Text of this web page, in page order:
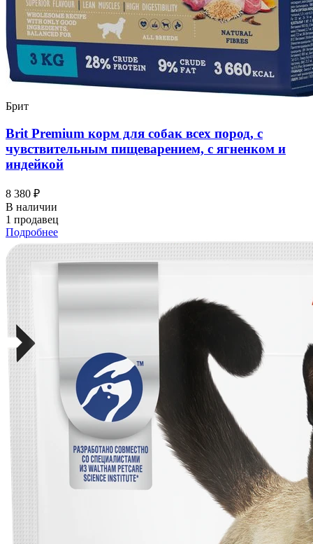
Брит
Brit Premium корм для собак всех пород, с
чувствительным пищеварением, с ягненком и
индейкой
8 380 ₽
В наличии
1 продавец
Подробнее